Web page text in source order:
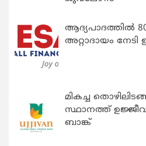
ആദ്യപാദത്തിൽ
അറ്റാദായം
മികച്ച
സ്ഥാനത്ത്
ബാങ്ക്